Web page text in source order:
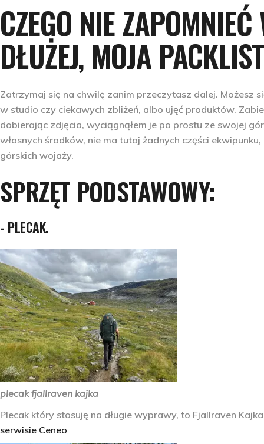
CZEGO NIE
DŁUŻEJ, MOJA
Zatrzymaj się na chwilę zanim przeczytasz dalej. Możesz
w studio czy ciekawych zbliżeń, albo ujęć produktów.
dobierając zdjęcia, wyciągnąłem je po prostu ze swojej
własnych środków, nie ma tutaj żadnych części
górskich wojaży.
SPRZĘT PODSTAWOWY:
- PLECAK.
plecak fjallraven kajka
Plecak który stosuję na długie wyprawy, to Fjallraven
serwisie Ceneo